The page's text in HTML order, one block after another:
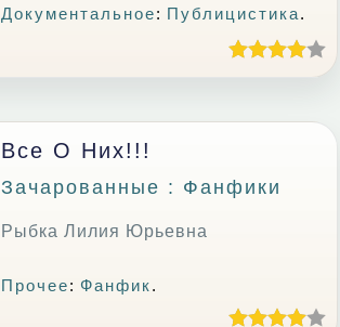
Документальное: Публицистика.
Все О Них!!!
Зачарованные : Фанфики
Рыбка Лилия Юрьевна
Прочее: Фанфик.